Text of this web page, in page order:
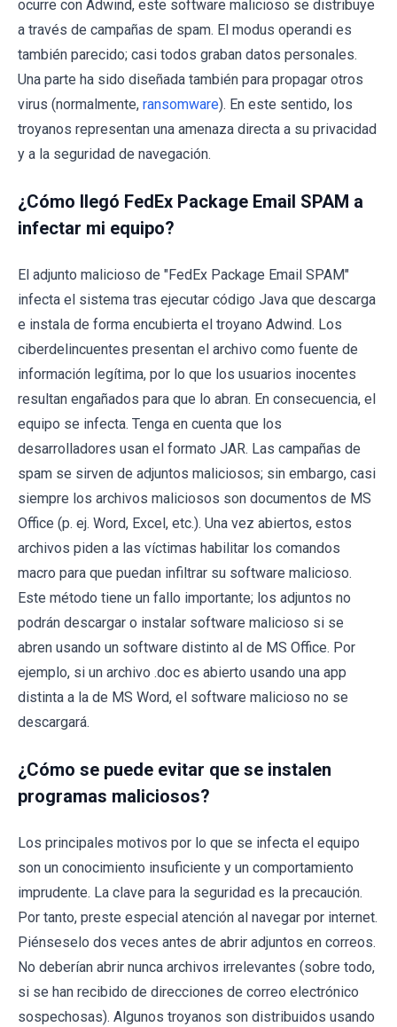
ocurre con Adwind, este software malicioso se distribuye
a través de campañas de spam. El modus operandi es
también parecido; casi todos graban datos personales.
Una parte ha sido diseñada también para propagar otros
virus (normalmente, ransomware). En este sentido, los
troyanos representan una amenaza directa a su privacidad
y a la seguridad de navegación.
¿Cómo llegó FedEx Package Email SPAM a
infectar mi equipo?
El adjunto malicioso de "FedEx Package Email SPAM"
infecta el sistema tras ejecutar código Java que descarga
e instala de forma encubierta el troyano Adwind. Los
ciberdelincuentes presentan el archivo como fuente de
información legítima, por lo que los usuarios inocentes
resultan engañados para que lo abran. En consecuencia, el
equipo se infecta. Tenga en cuenta que los
desarrolladores usan el formato JAR. Las campañas de
spam se sirven de adjuntos maliciosos; sin embargo, casi
siempre los archivos maliciosos son documentos de MS
Office (p. ej. Word, Excel, etc.). Una vez abiertos, estos
archivos piden a las víctimas habilitar los comandos
macro para que puedan infiltrar su software malicioso.
Este método tiene un fallo importante; los adjuntos no
podrán descargar o instalar software malicioso si se
abren usando un software distinto al de MS Office. Por
ejemplo, si un archivo .doc es abierto usando una app
distinta a la de MS Word, el software malicioso no se
descargará.
¿Cómo se puede evitar que se instalen
programas maliciosos?
Los principales motivos por lo que se infecta el equipo
son un conocimiento insuficiente y un comportamiento
imprudente. La clave para la seguridad es la precaución.
Por tanto, preste especial atención al navegar por internet.
Piénseselo dos veces antes de abrir adjuntos en correos.
No deberían abrir nunca archivos irrelevantes (sobre todo,
si se han recibido de direcciones de correo electrónico
sospechosas). Algunos troyanos son distribuidos usando